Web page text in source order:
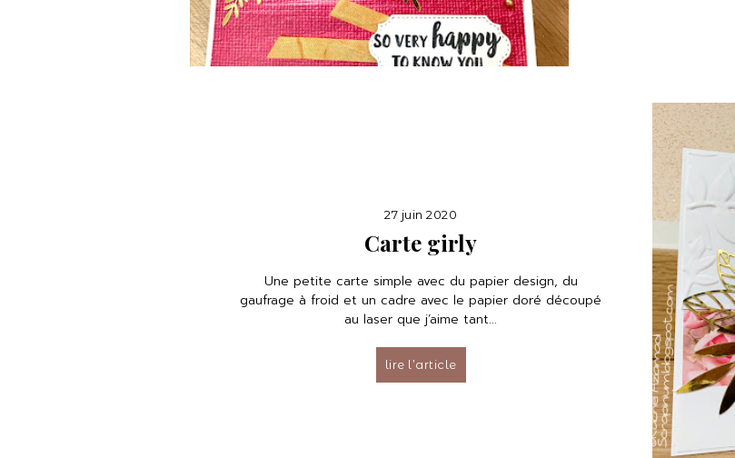
27 juin 2020
Carte girly
Une petite carte simple avec du papier design, du
gaufrage à froid et un cadre avec le papier doré découpé
au laser que j’aime tant...
lire l’article